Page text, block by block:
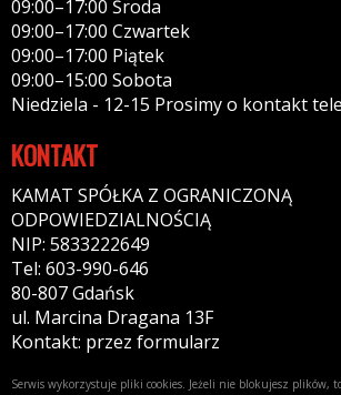
09:00–17:00 Środa
09:00–17:00 Czwartek
09:00–17:00 Piątek
09:00–15:00 Sobota
Niedziela - 12-15 Prosimy o kontakt
KONTAKT
KAMAT SPÓŁKA Z OGRANICZONĄ
ODPOWIEDZIALNOŚCIĄ
NIP: 5833222649
Tel: 603-990-646
80-807 Gdańsk
ul. Marcina Dragana 13F
Kontakt: przez formularz
Serwis wykorzystuje pliki cookies. Jeżeli nie blokujesz plików,